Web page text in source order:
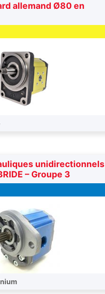
allemand Ø80 en
unidirectionnels
– Groupe 3